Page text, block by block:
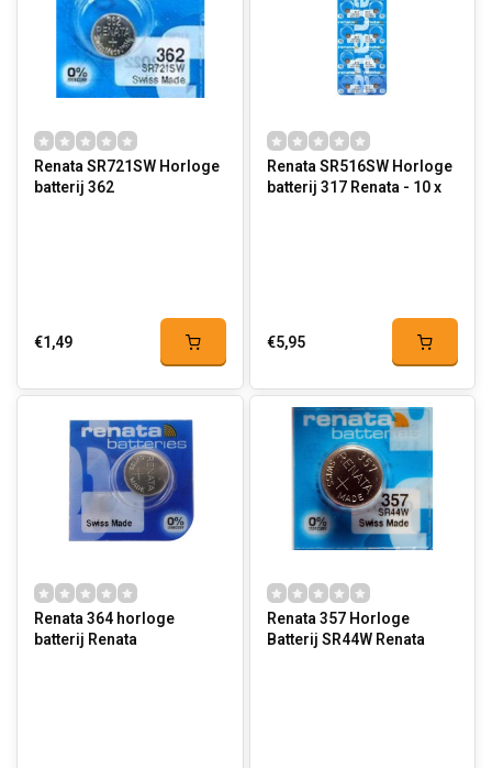
Renata SR721SW Horloge
batterij 362
€1,49
Renata SR516SW Horloge
batterij 317 Renata - 10 x
€5,95
Renata 364 horloge
batterij Renata
Renata 357 Horloge
Batterij SR44W Renata